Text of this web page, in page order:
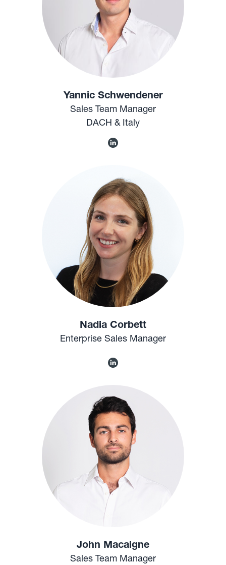
Yannic Schwendener
Sales Team Manager
DACH & Italy
Nadia Corbett
Enterprise Sales Manager
John Macaigne
Sales Team Manager